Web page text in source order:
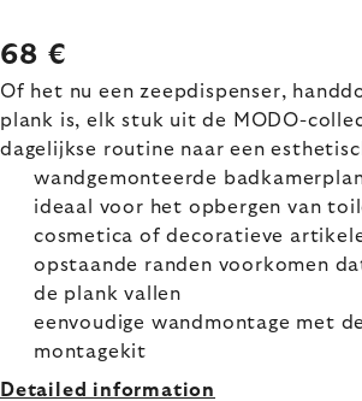
68 €
Of het nu een zeepdispenser,
plank is, elk stuk uit de MODO-
dagelijkse routine naar een
wandgemonteerde
ideaal voor het opbergen van
cosmetica of decoratieve
opstaande randen voorkomen
de plank vallen
eenvoudige wandmontage met
montagekit
Detailed information